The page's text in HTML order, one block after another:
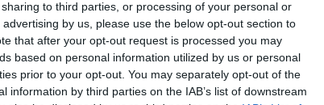
to third parties, or processing of your personal or
by us, please use the below opt-out section to
that after your opt-out request is processed you may
based on personal information utilized by us or personal
prior to your opt-out. You may separately opt-out of the
information by third parties on the IAB’s list of downstream